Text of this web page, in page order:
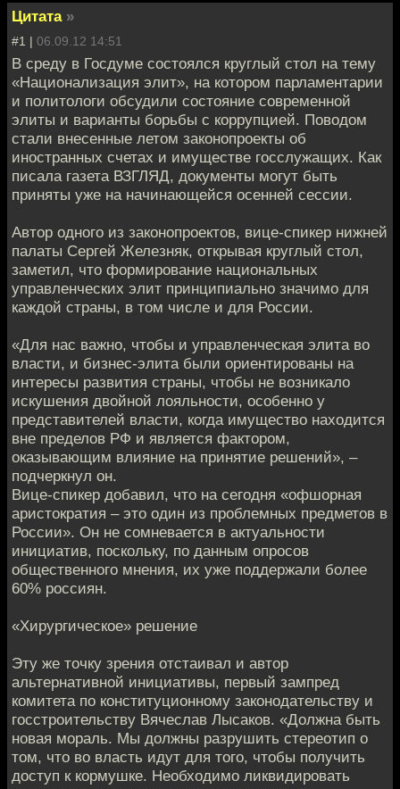
Цитата »
#1 | 06.09.12 14:51
В среду в Госдуме состоялся круглый стол на тему
«Национализация элит», на котором парламентарии
и политологи обсудили состояние современной
элиты и варианты борьбы с коррупцией. Поводом
стали внесенные летом законопроекты об
иностранных счетах и имуществе госслужащих. Как
писала газета ВЗГЛЯД, документы могут быть
приняты уже на начинающейся осенней сессии.
Автор одного из законопроектов, вице-спикер нижней
палаты Сергей Железняк, открывая круглый стол,
заметил, что формирование национальных
управленческих элит принципиально значимо для
каждой страны, в том числе и для России.
«Для нас важно, чтобы и управленческая элита во
власти, и бизнес-элита были ориентированы на
интересы развития страны, чтобы не возникало
искушения двойной лояльности, особенно у
представителей власти, когда имущество находится
вне пределов РФ и является фактором,
оказывающим влияние на принятие решений», –
подчеркнул он.
Вице-спикер добавил, что на сегодня «офшорная
аристократия – это один из проблемных предметов в
России». Он не сомневается в актуальности
инициатив, поскольку, по данным опросов
общественного мнения, их уже поддержали более
60% россиян.
«Хирургическое» решение
Эту же точку зрения отстаивал и автор
альтернативной инициативы, первый зампред
комитета по конституционному законодательству и
госстроительству Вячеслав Лысаков. «Должна быть
новая мораль. Мы должны разрушить стереотип о
том, что во власть идут для того, чтобы получить
доступ к кормушке. Необходимо ликвидировать